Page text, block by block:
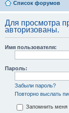
Список форумов
Для просмотра
авторизованы.
Имя пользователя:
Пароль:
Забыли пароль?
Повторно выслать
Запомнить меня